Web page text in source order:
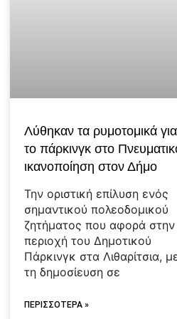
Λύθηκαν τα ρυμοτομικά για
το πάρκινγκ στο
ικανοποίηση στον Δήμο
Την οριστική επίλυση ενός
σημαντικού πολεοδομικού
ζητήματος που αφορά στην
περιοχή του Δημοτικού
Πάρκινγκ στα Λιθαρίτσια,
τη δημοσίευση σε
ΠΕΡΙΣΣΟΤΕΡΑ »